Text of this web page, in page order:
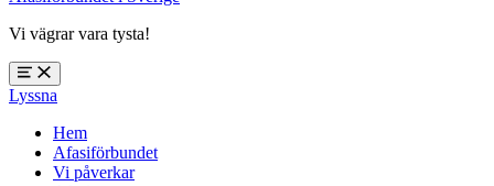
Vi vägrar vara tysta!
Öppna
meny:
%s
Lyssna
Hem
Afasiförbundet
Vi påverkar